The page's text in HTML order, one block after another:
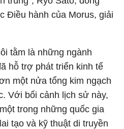
Điều hành của Morus, giải
tằm là những ngành
hỗ trợ phát triển kinh tế
một nửa tổng kim ngạch
Với bối cảnh lịch sử này,
trong những quốc gia
tạo và kỹ thuật di truyền